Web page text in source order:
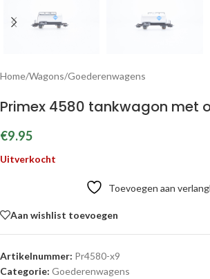
Home/Wagons/Goederenwagens
Primex 4580 tankwagon met
€9.95
Uitverkocht
Toevoegen aan
Aan wishlist toevoegen
Artikelnummer: Pr4580-x9
Categorie: Goederenwagens